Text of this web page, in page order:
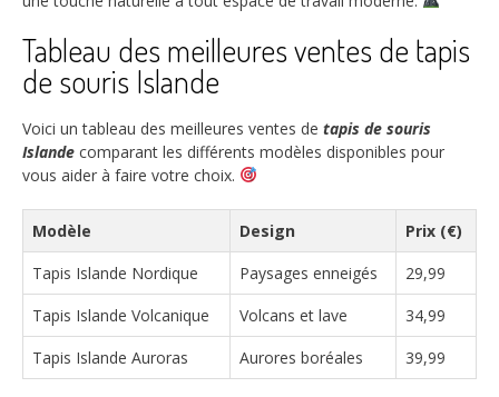
Tableau des meilleures ventes de tapis
de souris Islande
Voici un tableau des meilleures ventes de tapis de souris
Islande comparant les différents modèles disponibles pour
vous aider à faire votre choix.
Modèle Design
Prix (€)
Tapis Islande Nordique
Paysages enneigés
29,99
Tapis Islande Volcanique
Volcans et lave
34,99
Tapis Islande Auroras
Aurores boréales 39,99